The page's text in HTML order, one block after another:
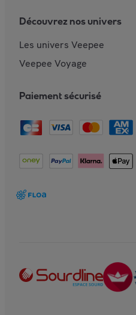
Découvrez nos univers
Les univers Veepee
Veepee Voyage
Paiement sécurisé